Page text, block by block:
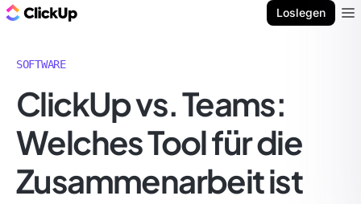
Loslegen
SOFTWARE
ClickUp vs. Teams:
Welches Tool für die
Zusammenarbeit ist